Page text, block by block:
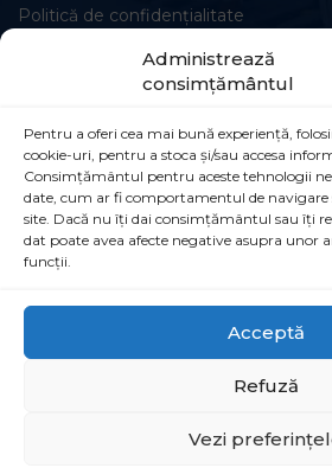
Administrează
consimțământul
Pentru a oferi cea mai bună experiență,
cookie-uri, pentru a stoca și/sau accesa
Consimțământul pentru aceste tehnologii
date, cum ar fi comportamentul de navigare
site. Dacă nu îți dai consimțământul sau îți
dat poate avea afecte negative asupra unor
funcții.
Acceptă
Refuză
Vezi
Politică de confidențialitate
Circuite și conexiuni
Șoseaua Leordeni 90B, Popești-
077160
© 2005-2026 SIMCO